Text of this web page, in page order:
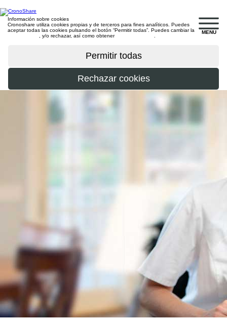
MENU
Información sobre cookies
Cronoshare utiliza cookies propias y de terceros para fines analíticos. Puedes
aceptar todas las cookies pulsando el botón “Permitir todas”. Puedes cambiar la
, y/o rechazar, así como obtener